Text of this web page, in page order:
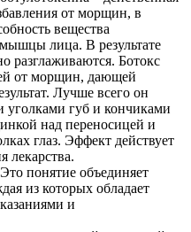
от морщин, в
вещества
лица. В результате
разглаживаются. Ботокс
от морщин, дающей
Лучше всего он
уголками губ и кончиками
над переносицей и
глаз. Эффект действует
лекарства.
понятие объединяет
из которых обладает
и